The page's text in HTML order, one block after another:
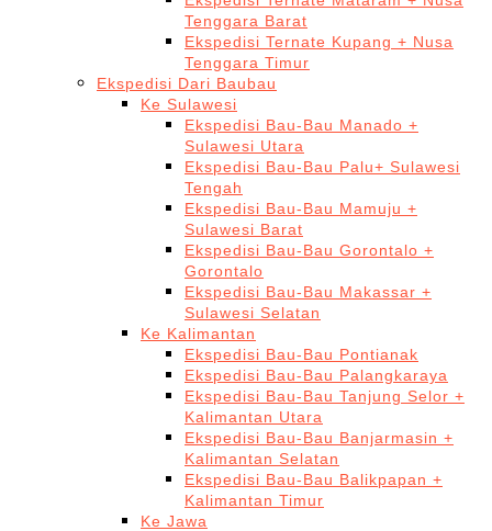
Tenggara Barat
Ekspedisi Ternate Kupang + Nusa
Tenggara Timur
Ekspedisi Dari Baubau
Ke Sulawesi
Ekspedisi Bau-Bau Manado +
Sulawesi Utara
Ekspedisi Bau-Bau Palu+ Sulawesi
Tengah
Ekspedisi Bau-Bau Mamuju +
Sulawesi Barat
Ekspedisi Bau-Bau Gorontalo +
Gorontalo
Ekspedisi Bau-Bau Makassar +
Sulawesi Selatan
Ke Kalimantan
Ekspedisi Bau-Bau Pontianak
Ekspedisi Bau-Bau Palangkaraya
Ekspedisi Bau-Bau Tanjung Selor +
Kalimantan Utara
Ekspedisi Bau-Bau Banjarmasin +
Kalimantan Selatan
Ekspedisi Bau-Bau Balikpapan +
Kalimantan Timur
Ke Jawa